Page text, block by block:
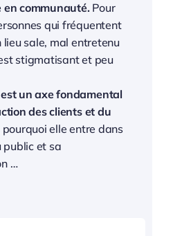
en communauté.Pour
qui fréquentent
lieu sale, mal entretenu
stigmatisant et peu
un axe fondamental
des clients et du
pourquoi elle entre dans
et sa
…